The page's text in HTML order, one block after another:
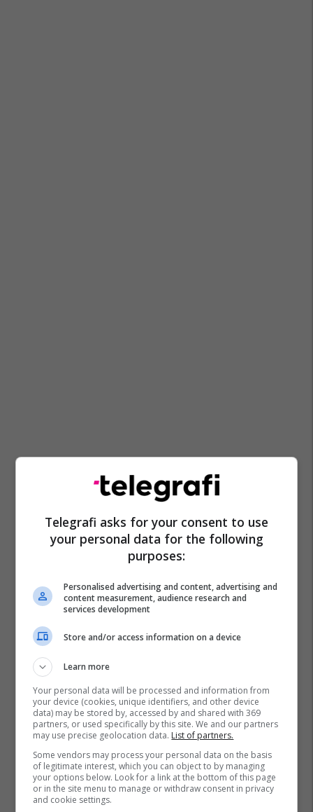
Kuvendi I Shqipërisë
Telegrafi asks for your consent to use
your personal data for the following
purposes:
Personalised advertising and content, advertising and
content measurement, audience research and
services development
Store and/or access information on a device
Learn more
Your personal data will be processed and information from
your device (cookies, unique identifiers, and other device
data) may be stored by, accessed by and shared with 369
partners, or used specifically by this site. We and our partners
may use precise geolocation data. List of partners.
Some vendors may process your personal data on the basis
of legitimate interest, which you can object to by managing
your options below. Look for a link at the bottom of this page
or in the site menu to manage or withdraw consent in privacy
and cookie settings.